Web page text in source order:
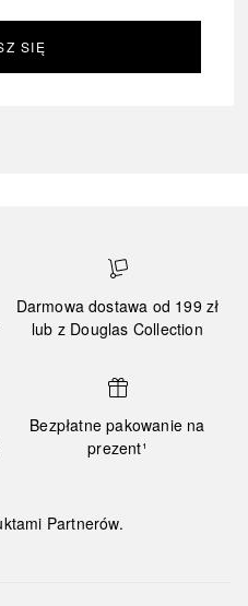
SIĘ
Darmowa dostawa od 199 zł
lub z Douglas Collection
Bezpłatne pakowanie na
prezent¹
Partnerów.